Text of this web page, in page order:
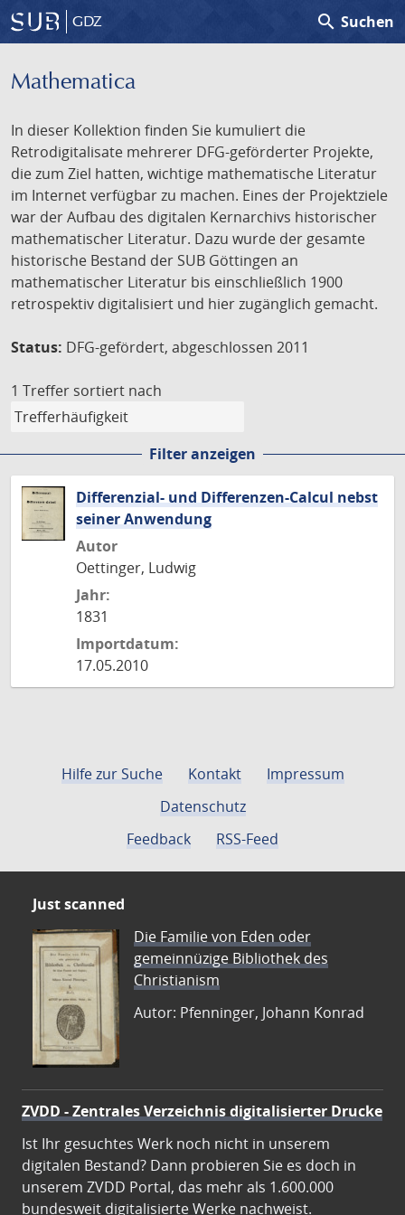
GDZ search Suchen
Mathematica
In dieser Kollektion finden Sie kumuliert die
Retrodigitalisate mehrerer DFG-geförderter Projekte,
die zum Ziel hatten, wichtige mathematische Literatur
im Internet verfügbar zu machen. Eines der Projektziele
war der Aufbau des digitalen Kernarchivs historischer
mathematischer Literatur. Dazu wurde der gesamte
historische Bestand der SUB Göttingen an
mathematischer Literatur bis einschließlich 1900
retrospektiv digitalisiert und hier zugänglich gemacht.
Status: DFG-gefördert, abgeschlossen 2011
1 Treffer sortiert nach
Filter anzeigen
Differenzial- und Differenzen-Calcul nebst
seiner Anwendung
Autor
Oettinger, Ludwig
Jahr:
1831
Importdatum:
17.05.2010
Hilfe zur Suche Kontakt
Impressum
Datenschutz
Feedback
RSS-Feed
Just scanned
Die Familie von Eden oder
gemeinnüzige Bibliothek des
Christianism
Autor: Pfenninger, Johann Konrad
ZVDD - Zentrales Verzeichnis digitalisierter Drucke
Ist Ihr gesuchtes Werk noch nicht in unserem
digitalen Bestand? Dann probieren Sie es doch in
unserem ZVDD Portal, das mehr als 1.600.000
bundesweit digitalisierte Werke nachweist.